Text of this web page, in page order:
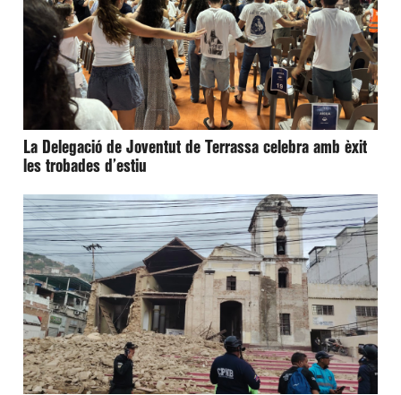
La Delegació de Joventut de Terrassa celebra amb èxit
les trobades d’estiu